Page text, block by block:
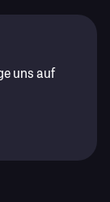
uns auf